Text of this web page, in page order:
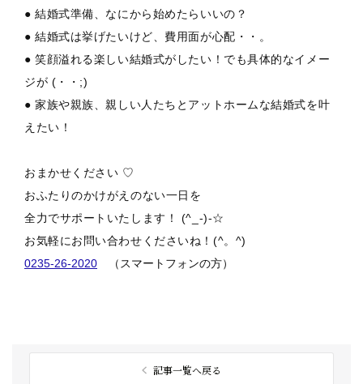
● 結婚式準備、なにから始めたらいいの？
● 結婚式は挙げたいけど、費用面が心配・・。
● 笑顔溢れる楽しい結婚式がしたい！でも具体的なイメー
ジが (・・;)
● 家族や親族、親しい人たちとアットホームな結婚式を叶
えたい！
おまかせください ♡
おふたりのかけがえのない一日を
全力でサポートいたします！ (^_-)-☆
お気軽にお問い合わせくださいね！(^。^)
0235-26-2020 （スマートフォンの方）
記事一覧へ戻る